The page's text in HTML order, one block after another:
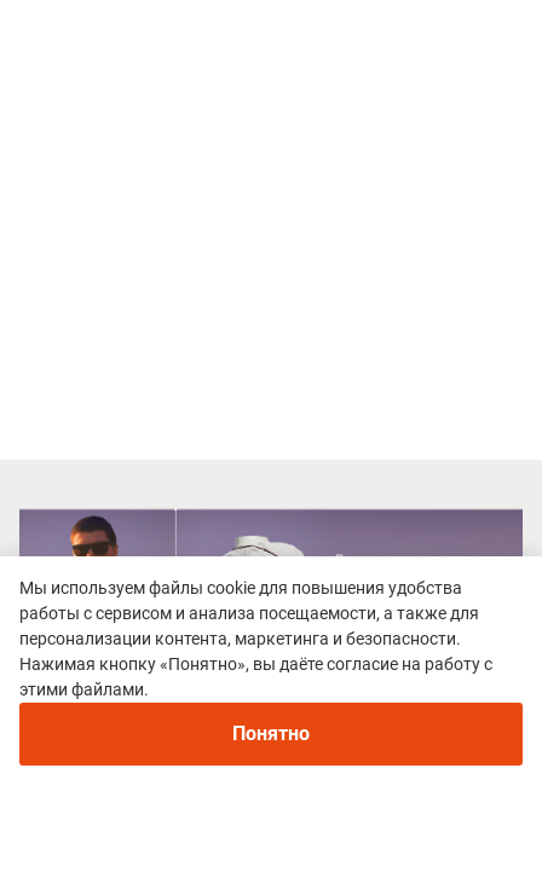
Мы используем файлы cookie для повышения удобства
работы с сервисом и анализа посещаемости, а также для
персонализации контента, маркетинга и безопасности.
Нажимая кнопку «Понятно», вы даёте согласие на работу с
этими файлами.
Понятно